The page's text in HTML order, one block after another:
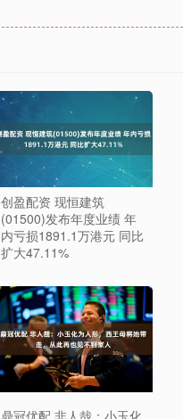
创盈配资 现恒建筑
(01500)发布年度业绩 年
内亏损1891.1万港元 同比
扩大47.11%
鼎冠优配 非人哉：小玉化